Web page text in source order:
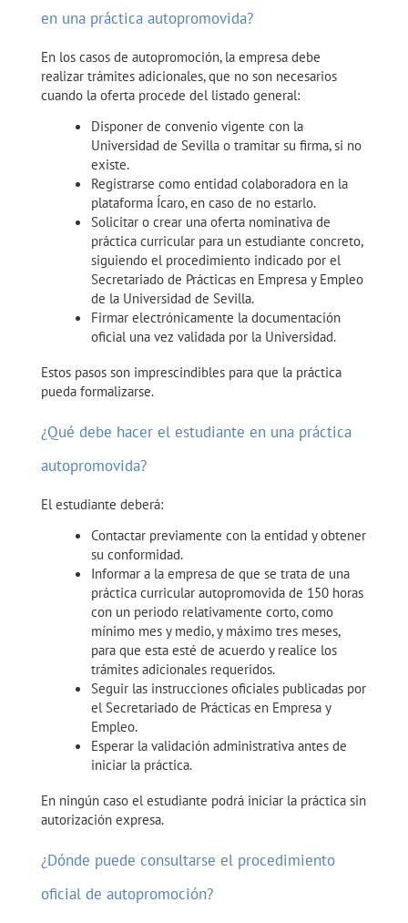
en una práctica autopromovida?
En los casos de autopromoción, la empresa debe
realizar trámites adicionales, que no son necesarios
cuando la oferta procede del listado general:
Disponer de convenio vigente con la
Universidad de Sevilla o tramitar su firma, si no
existe.
Registrarse como entidad colaboradora en la
plataforma Ícaro, en caso de no estarlo.
Solicitar o crear una oferta nominativa de
práctica curricular para un estudiante concreto,
siguiendo el procedimiento indicado por el
Secretariado de Prácticas en Empresa y Empleo
de la Universidad de Sevilla.
Firmar electrónicamente la documentación
oficial una vez validada por la Universidad.
Estos pasos son imprescindibles para que la práctica
pueda formalizarse.
¿Qué debe hacer el estudiante en una práctica
autopromovida?
El estudiante deberá:
Contactar previamente con la entidad y obtener
su conformidad.
Informar a la empresa de que se trata de una
práctica curricular autopromovida de 150 horas
con un periodo relativamente corto, como
mínimo mes y medio, y máximo tres meses,
para que esta esté de acuerdo y realice los
trámites adicionales requeridos.
Seguir las instrucciones oficiales publicadas por
el Secretariado de Prácticas en Empresa y
Empleo.
Esperar la validación administrativa antes de
iniciar la práctica.
En ningún caso el estudiante podrá iniciar la práctica sin
autorización expresa.
¿Dónde puede consultarse el procedimiento
oficial de autopromoción?